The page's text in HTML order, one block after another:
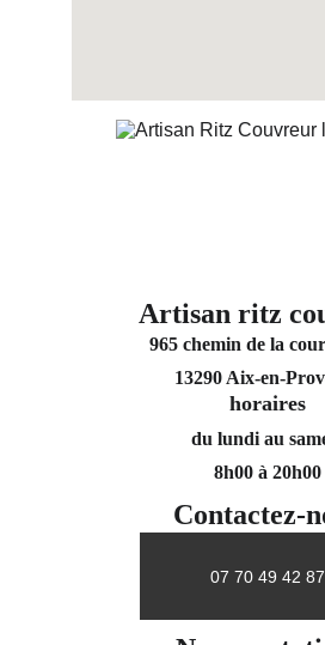
Contactez-
07 70 49 42 87
Artisan ritz
965 chemin de la
13290 Aix-en-
horaires
du lundi au
8h00 à 20h00